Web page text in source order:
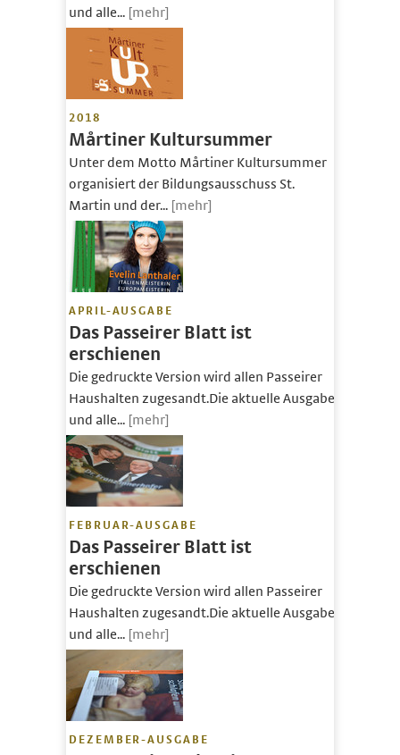
und alle... [mehr]
2018
Mårtiner Kultursummer
Unter dem Motto Mårtiner Kultursummer
organisiert der Bildungsausschuss St.
Martin und der... [mehr]
APRIL-AUSGABE
Das Passeirer Blatt ist
erschienen
Die gedruckte Version wird allen Passeirer
Haushalten zugesandt.Die aktuelle Ausgabe
und alle... [mehr]
FEBRUAR-AUSGABE
Das Passeirer Blatt ist
erschienen
Die gedruckte Version wird allen Passeirer
Haushalten zugesandt.Die aktuelle Ausgabe
und alle... [mehr]
DEZEMBER-AUSGABE